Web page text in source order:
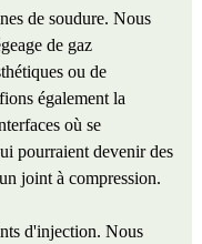
de soudure. Nous
de gaz
ou de
également la
où se
pourraient devenir des
joint à compression.
d'injection. Nous